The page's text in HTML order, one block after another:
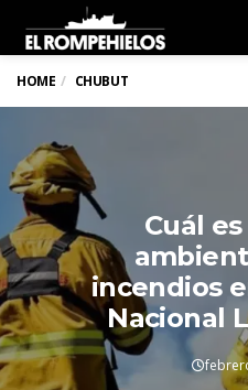
HOME CHUBUT
Cuál
incendios
Nacional